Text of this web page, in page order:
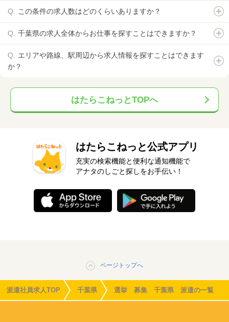
この条件の求人数はどのくらいありますか？
千葉県の求人全体からお仕事を探すことはできますか？
エリアや路線、駅周辺から求人情報を探すことはできます
か？
はたらこねっとTOPへ
はたらこねっと公式アプリ
充実の検索機能と便利な通知機能で
アナタのしごと探しをお手伝い！
ページトップへ
派遣社員求人TOP 千葉県 選挙 募集 千葉県 派遣の一覧